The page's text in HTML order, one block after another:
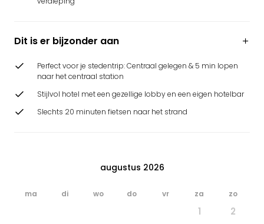
Dit is er bijzonder aan
Perfect voor je stedentrip: Centraal gelegen & 5 min lopen
naar het centraal station
Stijlvol hotel met een gezellige lobby en een eigen hotelbar
Slechts 20 minuten fietsen naar het strand
augustus 2026
ma di wo do vr za zo
1
2